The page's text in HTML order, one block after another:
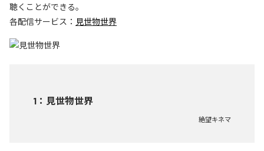
聴くことができる。
各配信サービス： 見世物世界
1 ： 見世物世界
絶望キネマ